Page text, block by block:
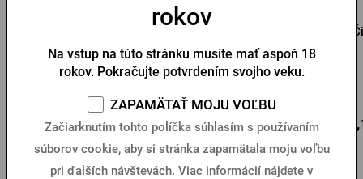
Urquell
6,70 € Do košíka
Urquell NORTHPOLE,
kolekcia Hannah
150,81 €
košíka
rokov
Na vstup na túto stránku musíte mať aspoň 18
rokov. Pokračujte potvrdením svojho veku.
ZAPAMÄTAŤ MOJU VOĽBU
Začiarknutím tohto políčka súhlasím s používaním
súborov cookie, aby si stránka zapamätala moju voľbu
pri ďalších návštevách. Viac informácií nájdete v